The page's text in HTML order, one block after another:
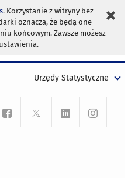
. Korzystanie z witryny bez
oznacza, że będą one
końcowym. Zawsze możesz
Urzędy Statystyczne